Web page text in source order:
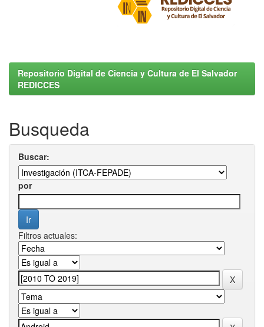
Repositorio Digital de Ciencia y Cultura de El Salvador
REDICCES
Busqueda
Buscar:
por
Filtros actuales: